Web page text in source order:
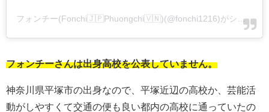
フォンチー(Fonchi🇯🇵Phuongchi🇻🇳)(@fonchi1216)がシェアした投稿
フォンチーさんは出身高校を公表していません。
神奈川県平塚市の出身なので、平塚近辺の高校か、芸能活
動がしやすくて交通の便も良い都内の高校に通っていたの